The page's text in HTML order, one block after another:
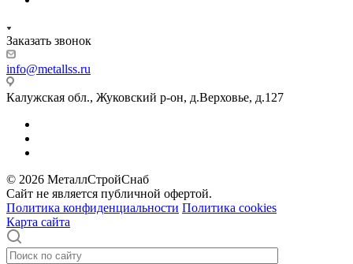
Заказать звонок
info@metallss.ru
Калужская обл., Жуковский р-он, д.Верховье, д.127
© 2026 МеталлСтройСнаб
Сайт не является публичной офертой.
Политика конфиденциальности Политика cookies
Карта сайта